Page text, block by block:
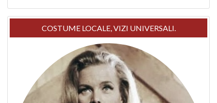
COSTUME LOCALE, VIZI UNIVERSALI.